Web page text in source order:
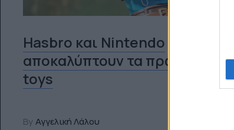
Hasbro και Nintendo
αποκαλύπτουν τα πρώτα Zelda
toys
ByΑγγελική Λάλου